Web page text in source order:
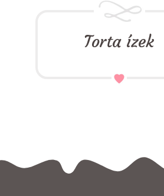
Torta ízek